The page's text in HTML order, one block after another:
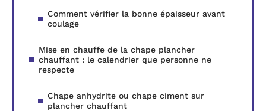
Comment vérifier la bonne épaisseur avant
coulage
Mise en chauffe de la chape plancher
chauffant : le calendrier que personne ne
respecte
Chape anhydrite ou chape ciment sur
plancher chauffant